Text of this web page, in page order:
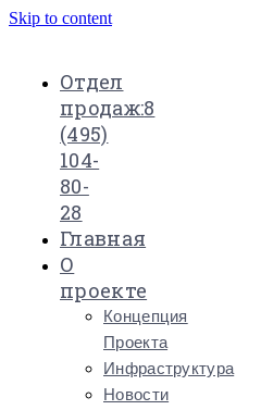
Skip to content
Отдел
продаж:8
(495)
104-
80-
28
Главная
О
проекте
Концепция
Проекта
Инфраструктура
Новости